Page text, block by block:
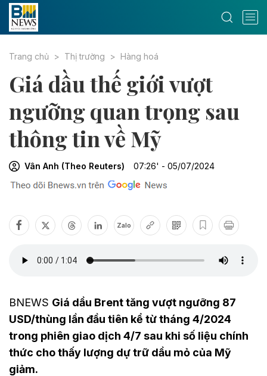
Trang chủ Thị trường Hàng hoá
Giá dầu thế giới vượt
ngưỡng quan trọng sau
thông tin về Mỹ
Vân Anh (Theo Reuters) 07:26' - 05/07/2024
Zalo
BNEWS Giá dầu Brent tăng vượt ngưỡng 87
USD/thùng lần đầu tiên kể từ tháng 4/2024
trong phiên giao dịch 4/7 sau khi số liệu chính
thức cho thấy lượng dự trữ dầu mỏ của Mỹ
giảm.